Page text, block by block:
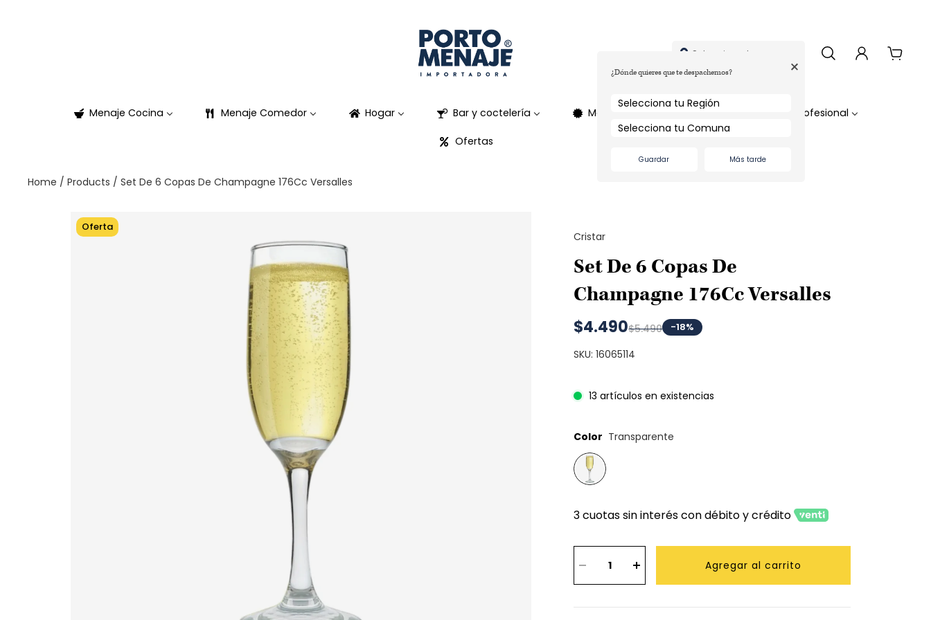
Menaje Cocina Menaje Comedor Hogar Bar y coctelería Marcas Ideas Regalo Profesional
Ofertas
Selecciona tu comuna
¿Dónde quieres que te despachemos? +
Guardar Más tarde
Home / Products / Set De 6 Copas De Champagne 176Cc Versalles
Oferta
Cristar
Set De 6 Copas De
Champagne 176Cc Versalles
$4.490$5.490 -18%
SKU: 16065114
13 artículos en existencias
Color Transparente
3 cuotas sin interés con débito y crédito
Agregar al carrito